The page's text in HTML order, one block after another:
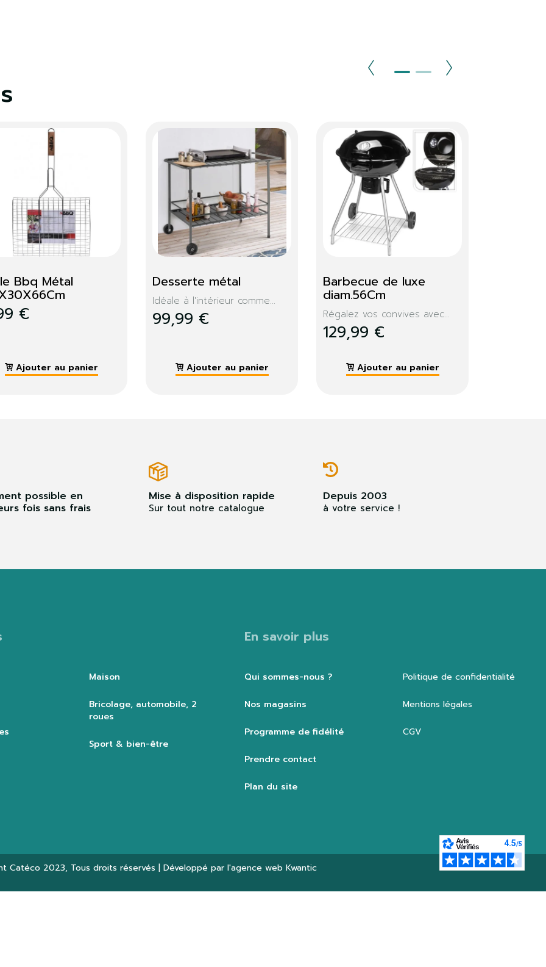
1
1...
Piques à brochettes
X50
Ajouter au panier
Braséro Maya
Pour éloigner les moustiques...
Ajouter au panier
Brasero Bélo
59,99 €
Ajouter au panier
possible en
fois sans frais
Mise à disposition rapide
Sur tout notre catalogue
Depuis 2003
à votre service !
Maison
Bricolage, automobile, 2
roues
Sport & bien-être
En savoir plus
Qui sommes-nous ?
Nos magasins
Programme de fidélité
Prendre contact
Plan du site
Politique de confidentialité
Mentions légales
CGV
Catéco 2023, Tous droits réservés | Développé par l'agence web Kwantic